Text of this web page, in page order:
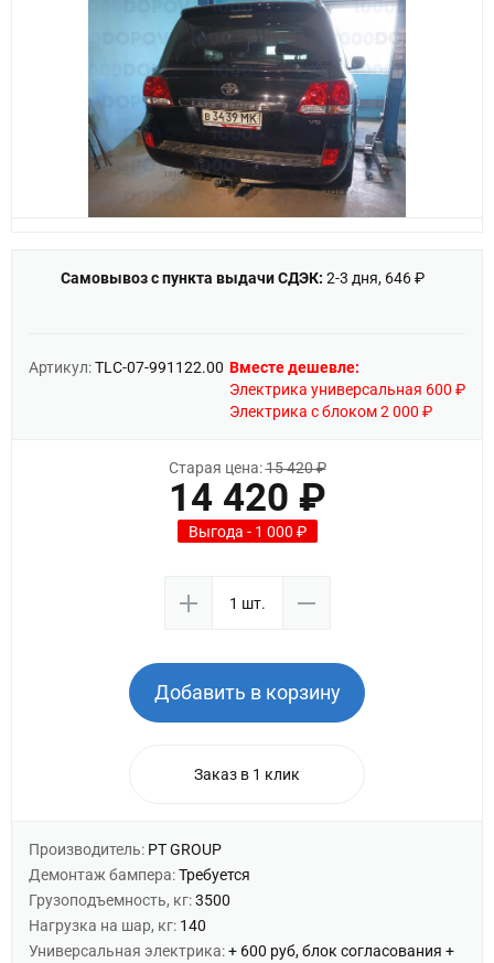
Самовывоз с пункта выдачи СДЭК: 2-3 дня, 646 ₽
Артикул:TLC-07-991122.00 Вместе дешевле:
Электрика универсальная 600 ₽
Электрика с блоком 2 000 ₽
Старая цена:15 420 ₽
14 420 ₽
Выгода - 1 000 ₽
Добавить в корзину
Заказ в 1 клик
Производитель: PT GROUP
Демонтаж бампера:Требуется
Грузоподъемность, кг:3500
Нагрузка на шар, кг: 140
Универсальная электрика:+ 600 руб, блок согласования +